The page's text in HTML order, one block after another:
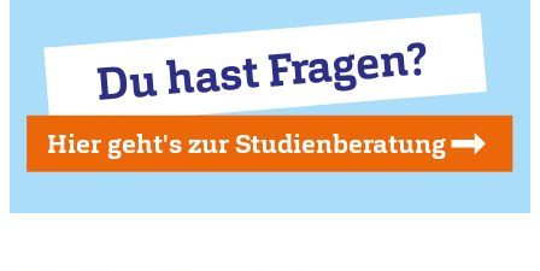
Du hast Fragen?
Hier geht's zur Studienberatung